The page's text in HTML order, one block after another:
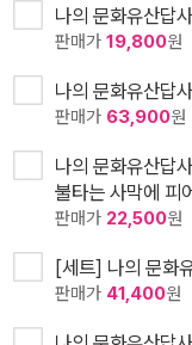
나의 문화유산답
판매가 19,800원
나의 문화유산답
판매가 63,900원
나의 문화유산답
불타는 사막에 피
판매가 22,500원
[세트] 나의 문화
판매가 41,400원